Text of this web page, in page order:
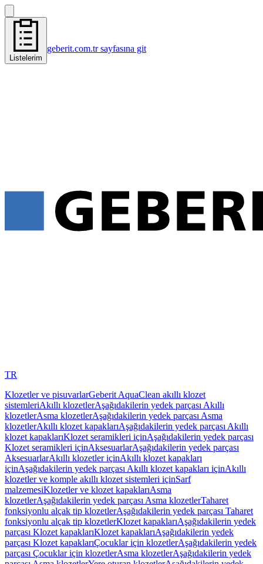
Listelerim
geberit.com.tr sayfasına git
TR
Klozetler ve pisuvarlarGeberit AquaClean akıllı klozet
sistemleriAkıllı klozetlerAşağıdakilerin yedek parçası Akıllı
klozetlerAsma klozetlerAşağıdakilerin yedek parçası Asma
klozetlerAkıllı klozet kapaklarıAşağıdakilerin yedek parçası Akıllı
klozet kapaklarıKlozet seramikleri içinAşağıdakilerin yedek parçası
Klozet seramikleri içinAksesuarlarAşağıdakilerin yedek parçası
AksesuarlarAkıllı klozetler içinAkıllı klozet kapakları
içinAşağıdakilerin yedek parçası Akıllı klozet kapakları içinAkıllı
klozetler ve komple akıllı klozet sistemleri içinSarf
malzemesiKlozetler ve klozet kapaklarıAsma
klozetlerAşağıdakilerin yedek parçası Asma klozetlerTaharet
fonksiyonlu alçak tip klozetlerAşağıdakilerin yedek parçası Taharet
fonksiyonlu alçak tip klozetlerKlozet kapaklarıAşağıdakilerin yedek
parçası Klozet kapaklarıKlozet kapaklarıAşağıdakilerin yedek
parçası Klozet kapaklarıÇocuklar için klozetlerAşağıdakilerin yedek
parçası Çocuklar için klozetlerAsma klozetlerAşağıdakilerin yedek